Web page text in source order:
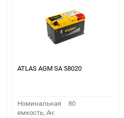
ATLAS AGM SA 58020
Номинальная
емкость, Ач:
80